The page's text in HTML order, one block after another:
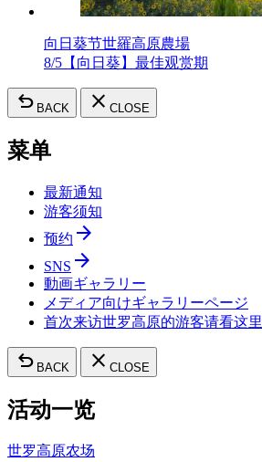
向日葵节世羅高原農場
8/5【向日葵】最佳观赏期
undo BACK close CLOSE
菜单
最新通知
游客须知
预约 arrow_forward
SNS arrow_forward
動画ギャラリー
メディア向けギャラリーページ
首次来访世罗高原的游客请看这里
undo BACK close CLOSE
活动一览
世罗高原农场